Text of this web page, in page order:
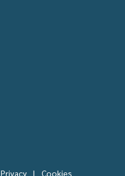
Privacy | Cookies